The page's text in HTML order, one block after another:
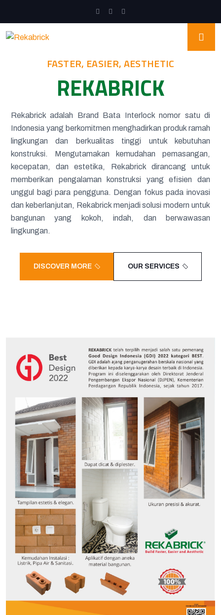
FASTER, EASIER, AESTHETIC
REKABRICK
Rekabrick adalah Brand Bata Interlock nomor satu di
Indonesia yang berkomitmen menghadirkan produk ramah
lingkungan dan berkualitas tinggi untuk kebutuhan
konstruksi. Mengutamakan kemudahan pemasangan,
kecepatan, dan estetika, Rekabrick dirancang untuk
memberikan pengalaman konstruksi yang efisien dan
unggul bagi para pengguna. Dengan fokus pada inovasi
dan keberlanjutan, Rekabrick menjadi solusi modern untuk
bangunan yang kokoh, indah, dan berwawasan
lingkungan.
DISCOVER MORE OUR SERVICES